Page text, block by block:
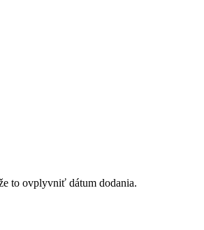
to ovplyvniť dátum dodania.